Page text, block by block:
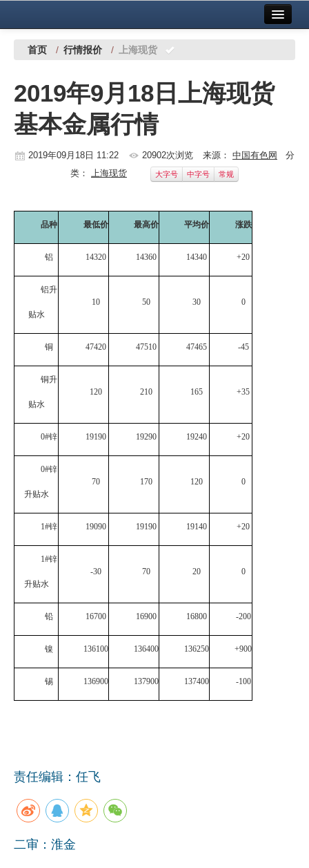
中国有色金属报社主办 广告服务
铜镍铅锌
铝
稀有稀土
科技
镁钛
行情报价
首页 / 行情报价 / 上海现货
2019年9月18日上海现货
基本金属行情
2019年09月18日 11:22 20902次浏览 来源： 中国有色网
分
类： 上海现货 大字号 中字号 常规
品种 最低价 最高价 平均价 涨跌
铝 14320 14360 14340 +20
铝升
贴水
10 50 30 0
铜 47420 47510 47465 -45
铜升
贴水
120 210 165 +35
0#锌 19190 19290 19240 +20
0#锌
升贴水
70 170 120 0
1#锌 19090 19190 19140 +20
1#锌
升贴水
-30 70 20 0
铅 16700 16900 16800 -200
镍 136100 136400 136250 +900
锡 136900 137900 137400 -100
责任编辑：任飞
二审：淮金